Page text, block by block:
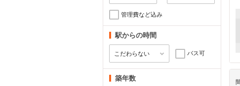
管理費など込み
駅からの時間
バス可
築年数